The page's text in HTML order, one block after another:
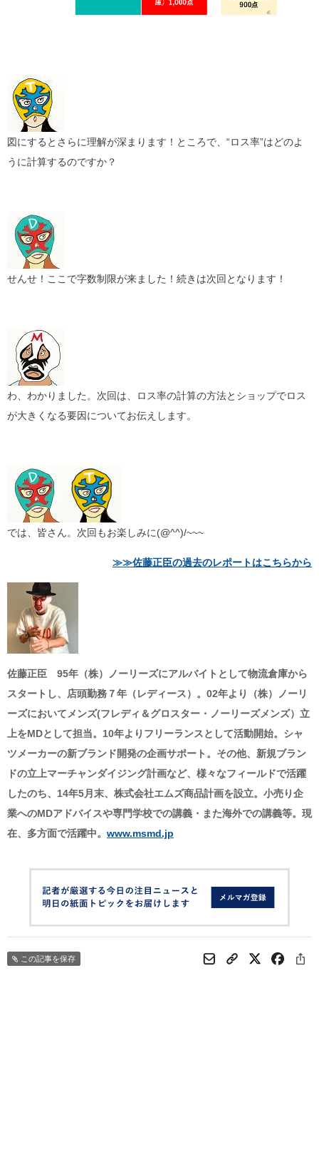
図にするとさらに理解が深まります！ところで、“ロス率”はどのよ
うに計算するのですか？
せんせ！ここで字数制限が来ました！続きは次回となります！
わ、わかりました。次回は、ロス率の計算の方法とショップでロス
が大きくなる要因についてお伝えします。
では、皆さん。次回もお楽しみに(@^^)/~~~
≫≫佐藤正臣の過去のレポートはこちらから
佐藤正臣 95年（株）ノーリーズにアルバイトとして物流倉庫から
スタートし、店頭勤務７年（レディース）。02年より（株）ノーリ
ーズにおいてメンズ(フレディ＆グロスター・ノーリーズメンズ）立
上をMDとして担当。10年よりフリーランスとして活動開始。シャ
ツメーカーの新ブランド開発の企画サポート。その他、新規ブラン
ドの立上マーチャンダイジング計画など、様々なフィールドで活躍
したのち、14年5月末、株式会社エムズ商品計画を設立。小売り企
業へのMDアドバイスや専門学校での講義・また海外での講義等。現
在、多方面で活躍中。 www.msmd.jp
この記事を保存